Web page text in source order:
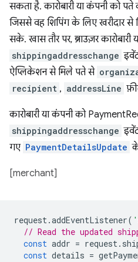
सकता है. कारोबारी या कंपनी को पते
जिससे वह शिपिंग के लिए खरीदार
सके. खास तौर पर, ब्राउज़र
shippingaddresschange
ऐप्लिकेशन से मिले पते से
recipient , addressLine
कारोबारी या कंपनी को
shippingaddresschange
गए PaymentDetailsUpdate
[merchant]
request.addEventListener(
// Read the updated
const addr = request.
const details =